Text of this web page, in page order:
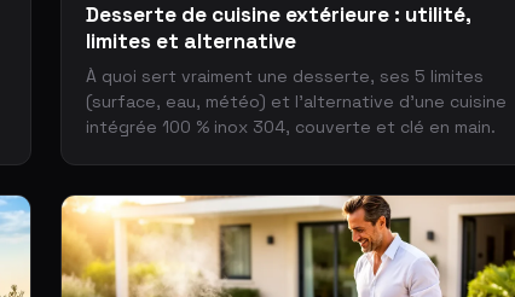
Desserte de cuisine extérieure : utilité,
limites et alternative
À quoi sert vraiment une desserte, ses 5 limites
(surface, eau, météo) et l'alternative d'une cuisine
intégrée 100 % inox 304, couverte et clé en main.